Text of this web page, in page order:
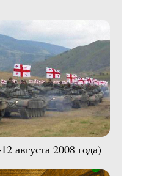
августа 2008 года)